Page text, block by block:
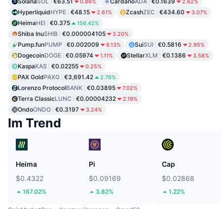
0.86% 2.62%
HyperliquidHYPE €48.15 2.61% ZcashZEC €434.60 3.07%
HeimaHEI €0.375 156.42%
Shiba InuSHIB €0.000004105 3.20%
Pump.funPUMP €0.002009 6.13% SuiSUI €0.5816 2.95%
DogecoinDOGE €0.05974 1.11% StellarXLM €0.1386 3.58%
KaspaKAS €0.02255 0.25%
PAX GoldPAXG €3,691.42 2.76%
Lorenzo ProtocolBANK €0.03895 7.02%
Terra ClassicLUNC €0.00004232 2.19%
OndoONDO €0.3197 3.24%
Im Trend
Heima
$0.4322
167.02%
Pi
$0.09169
3.82%
Cap
$0.02868
1.22%